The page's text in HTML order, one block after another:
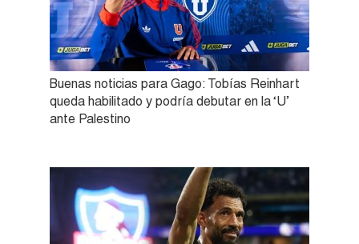
Buenas noticias para Gago: Tobías Reinhart
queda habilitado y podría debutar en la ‘U’
ante Palestino